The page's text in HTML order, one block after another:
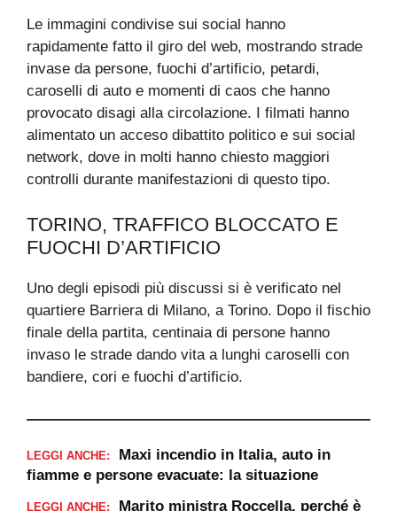
Le immagini condivise sui social hanno
rapidamente fatto il giro del web, mostrando strade
invase da persone, fuochi d’artificio, petardi,
caroselli di auto e momenti di caos che hanno
provocato disagi alla circolazione. I filmati hanno
alimentato un acceso dibattito politico e sui social
network, dove in molti hanno chiesto maggiori
controlli durante manifestazioni di questo tipo.
TORINO, TRAFFICO BLOCCATO E
FUOCHI D’ARTIFICIO
Uno degli episodi più discussi si è verificato nel
quartiere Barriera di Milano, a Torino. Dopo il fischio
finale della partita, centinaia di persone hanno
invaso le strade dando vita a lunghi caroselli con
bandiere, cori e fuochi d’artificio.
LEGGI ANCHE:
Maxi incendio in Italia, auto in
fiamme e persone evacuate: la situazione
LEGGI ANCHE:
Marito ministra Roccella, perché è